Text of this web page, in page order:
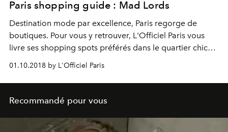
Paris shopping guide : Mad Lords
Destination mode par excellence, Paris regorge de
boutiques. Pour vous y retrouver, L'Officiel Paris vous
livre ses shopping spots préférés dans le quartier chic
du Faubourg Saint Honoré.
01.10.2018 by L'Officiel Paris
Recommandé pour vous